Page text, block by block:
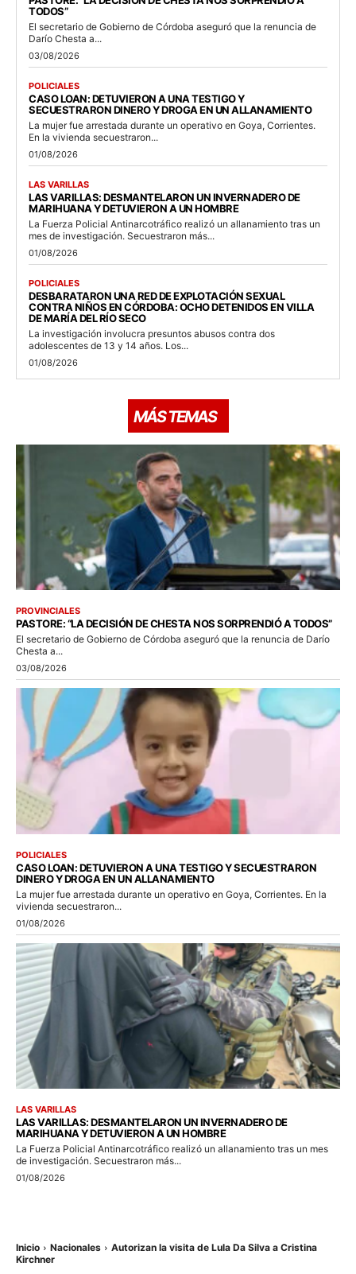
TODOS”
El secretario de Gobierno de Córdoba aseguró que la renuncia de
Darío Chesta a...
03/08/2026
POLICIALES
CASO LOAN: DETUVIERON A UNA TESTIGO Y
SECUESTRARON DINERO Y DROGA EN UN ALLANAMIENTO
La mujer fue arrestada durante un operativo en Goya, Corrientes.
En la vivienda secuestraron...
01/08/2026
LAS VARILLAS
LAS VARILLAS: DESMANTELARON UN INVERNADERO DE
MARIHUANA Y DETUVIERON A UN HOMBRE
La Fuerza Policial Antinarcotráfico realizó un allanamiento tras un
mes de investigación. Secuestraron más...
01/08/2026
POLICIALES
DESBARATARON UNA RED DE EXPLOTACIÓN SEXUAL
CONTRA NIÑOS EN CÓRDOBA: OCHO DETENIDOS EN VILLA
DE MARÍA DEL RÍO SECO
La investigación involucra presuntos abusos contra dos
adolescentes de 13 y 14 años. Los...
01/08/2026
MÁS TEMAS
PROVINCIALES
PASTORE: “LA DECISIÓN DE CHESTA NOS SORPRENDIÓ A TODOS”
El secretario de Gobierno de Córdoba aseguró que la renuncia de Darío
Chesta a...
03/08/2026
POLICIALES
CASO LOAN: DETUVIERON A UNA TESTIGO Y SECUESTRARON
DINERO Y DROGA EN UN ALLANAMIENTO
La mujer fue arrestada durante un operativo en Goya, Corrientes. En la
vivienda secuestraron...
01/08/2026
LAS VARILLAS
LAS VARILLAS: DESMANTELARON UN INVERNADERO DE
MARIHUANA Y DETUVIERON A UN HOMBRE
La Fuerza Policial Antinarcotráfico realizó un allanamiento tras un mes
de investigación. Secuestraron más...
01/08/2026